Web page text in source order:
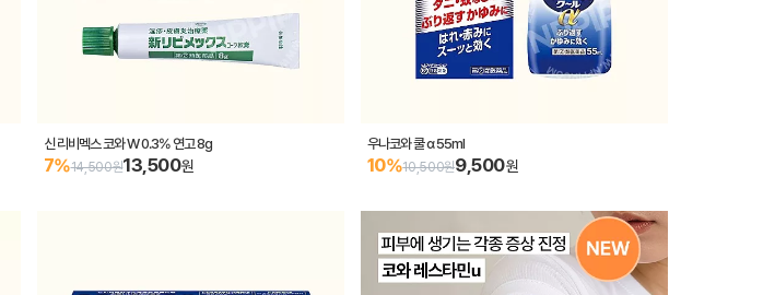
신 리비멕스 코와 W 0.3% 연고 8g
7%14,500원13,500원
우나코와 쿨 α 55ml
10%10,500원9,500원